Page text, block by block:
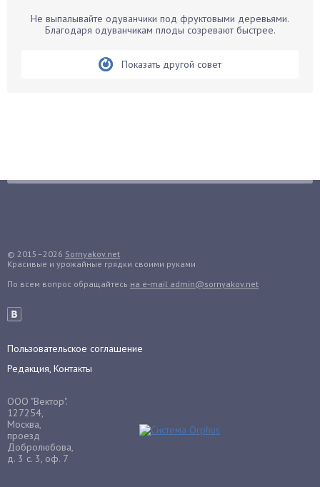
Бархатцы
Бузина
Вишня
Вредители
Гвоздики
Георгины
Гиацинт
Гибискус
Гиппеаструм
Гладиолусы
Не выпалывайте одуванчики под фруктовыми деревьями.
Благодаря одуванчикам плоды созревают быстрее.
Показать другой совет
© 2015–2026 Sornyakov.net
Красивые и урожайные грядки своими руками
По всем вопрос обращайтесь на e-mail admin@sornyakov.net
Пользовательское соглашение
Редакция, Контакты
ООО "Вектор".
127254,
Москва,
проезд
Добролюбова,
д. 3 с. 3, оф. 7